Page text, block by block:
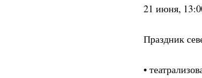
21 июня,
Праздник
•